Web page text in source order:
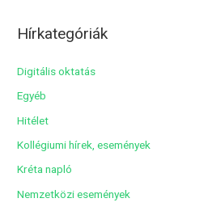
h
m
Hírkategóriák
Digitális oktatás
Egyéb
Hitélet
Kollégiumi hírek, események
Kréta napló
Nemzetközi események